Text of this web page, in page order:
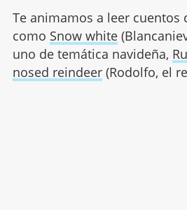
Te animamos a leer cuentos
como Snow white
uno de temática navideña,
nosed reindeer(Rodolfo, el